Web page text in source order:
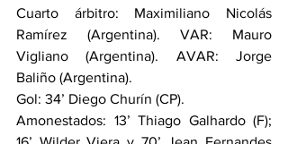
Cuarto árbitro: Maximiliano Nicolás
Ramírez (Argentina). VAR: Mauro
Vigliano (Argentina). AVAR: Jorge
Baliño (Argentina).
Gol: 34’ Diego Churín (CP).
Amonestados: 13’ Thiago Galhardo (F);